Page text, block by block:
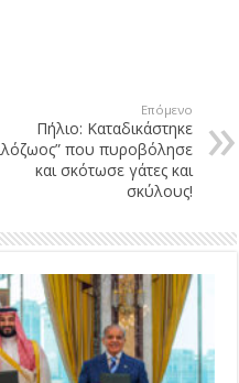
Επόμενο
Πήλιο: Καταδικάστηκε
που πυροβόλησε
και σκότωσε γάτες και
σκύλους!